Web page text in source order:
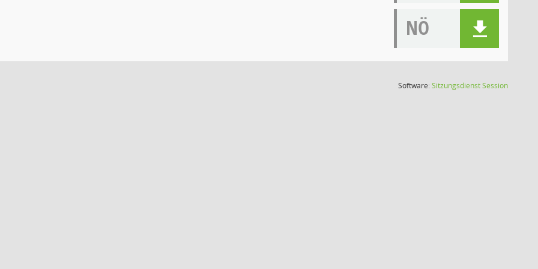
NÖ
Software:SitzungsdienstSession(Wird in